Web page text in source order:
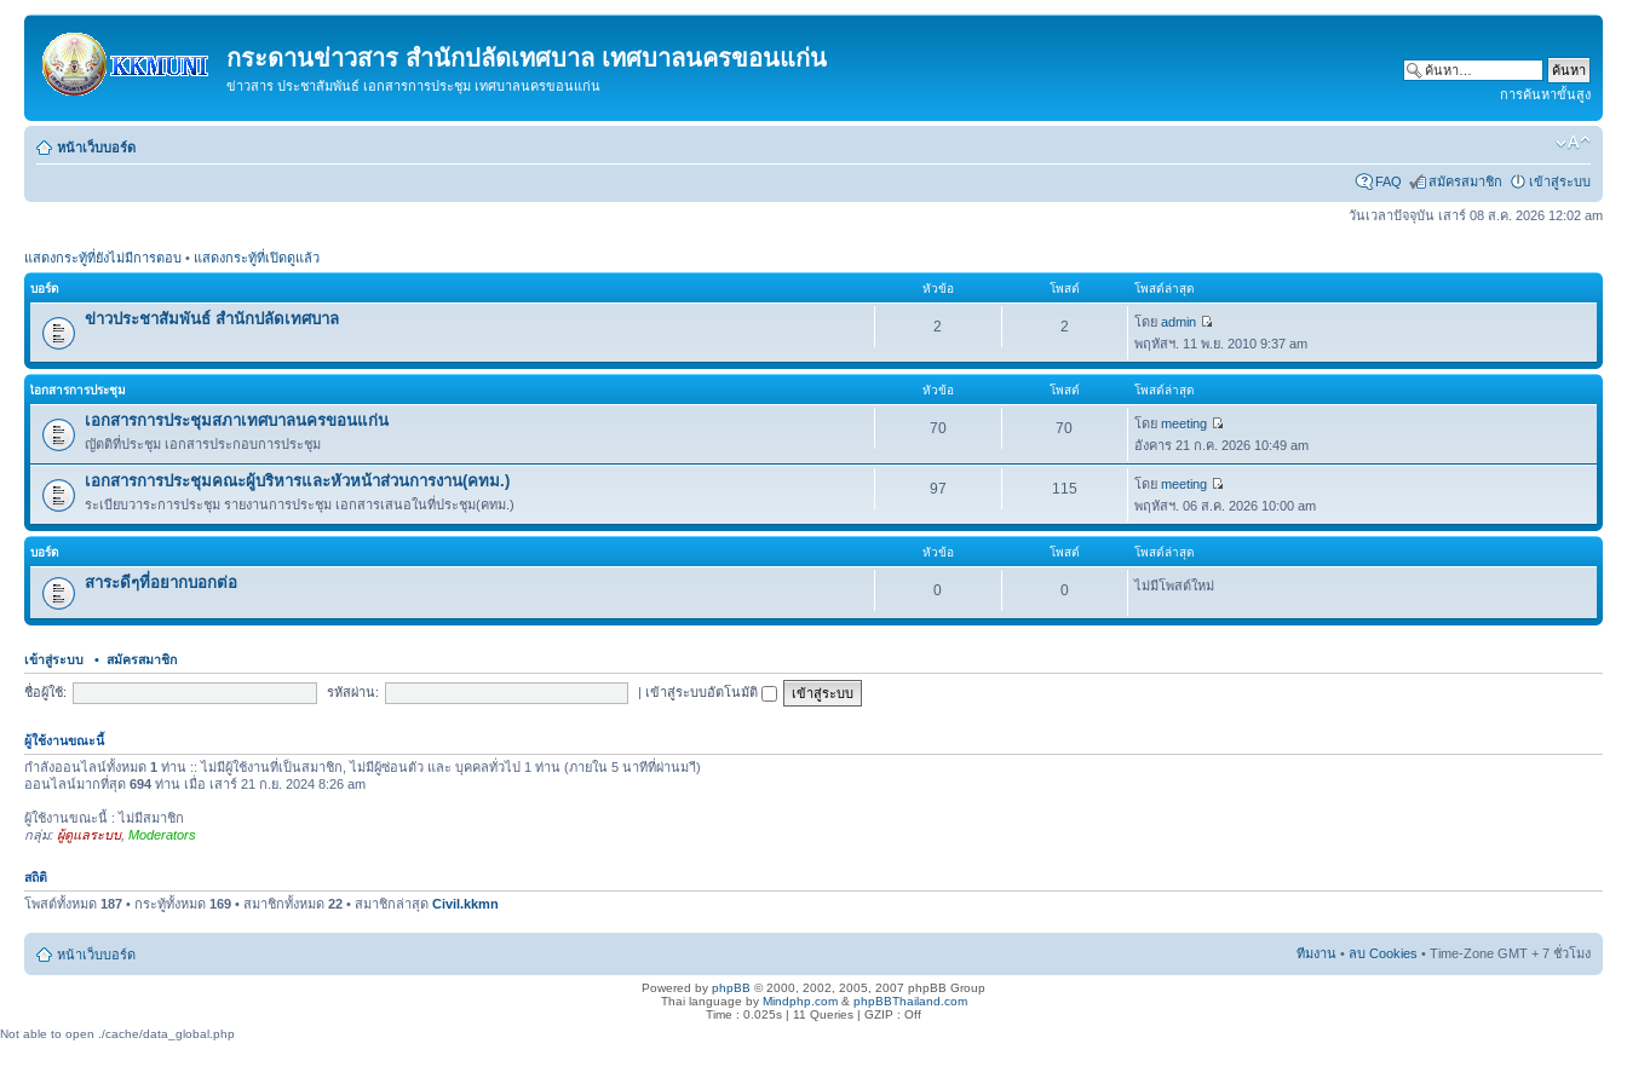
กระดานข่าวสาร สำนักปลัดเทศบาล เทศบาลนครขอนแก่น
ข่าวสาร ประชาสัมพันธ์ เอกสารการประชุม เทศบาลนครขอนแก่น
การค้นหาขั้นสูง
หน้าเว็บบอร์ด
FAQ สมัครสมาชิก เข้าสู่ระบบ
วันเวลาปัจจุบัน เสาร์ 08 ส.ค. 2026 12:02 am
แสดงกระทู้ที่ยังไม่มีการตอบ • แสดงกระทู้ที่เปิดดูแล้ว
บอร์ด หัวข้อ โพสต์ โพสต์ล่าสุด
ข่าวประชาสัมพันธ์ สำนักปลัดเทศบาล 2 2 โดยadmin
พฤหัสฯ. 11 พ.ย. 2010 9:37 am
เิอกสารการประชุม หัวข้อ โพสต์ โพสต์ล่าสุด
เอกสารการประชุมสภาเทศบาลนครขอนแก่น
ญัตติที่ประชุม เอกสารประกอบการประชุม
70 70 โดยmeeting
อังคาร 21 ก.ค. 2026 10:49 am
เอกสารการประชุมคณะผู้บริหารและหัวหน้าส่วนการงาน(คทม.)
ระเบียบวาระการประชุม รายงานการประชุม เอกสารเสนอในที่ประชุม(คทม.)
97 115 โดยmeeting
พฤหัสฯ. 06 ส.ค. 2026 10:00 am
บอร์ด หัวข้อ โพสต์ โพสต์ล่าสุด
สาระดีๆที่อยากบอกต่อ 0 0 ไม่มีโพสต์ใหม่
เข้าสู่ระบบ • สมัครสมาชิก
ชื่อผู้ใช้: รหัสผ่าน: | เข้าสู่ระบบอัตโนมัติ
ผู้ใช้งานขณะนี้
กำลังออนไลน์ทั้งหมด 1 ท่าน :: ไม่มีผู้ใช้งานที่เป็นสมาชิก, ไม่มีผู้ซ่อนตัว และ บุคคลทั่วไป 1 ท่าน (ภายใน 5 นาทีที่ผ่านมาี)
ออนไลน์มากที่สุด 694 ท่าน เมื่อ เสาร์ 21 ก.ย. 2024 8:26 am
ผู้ใช้งานขณะนี้ : ไม่มีสมาชิก
กลุ่ม: ผู้ดูแลระบบ, Moderators
สถิติ
โพสต์ทั้งหมด 187 • กระทู้ทั้งหมด 169 • สมาชิกทั้งหมด 22 • สมาชิกล่าสุด Civil.kkmn
หน้าเว็บบอร์ด ทีมงาน • ลบ Cookies • Time-Zone GMT + 7 ชั่วโมง
Powered by phpBB © 2000, 2002, 2005, 2007 phpBB Group
Thai language by Mindphp.com& phpBBThailand.com
Time : 0.025s | 11 Queries | GZIP : Off
Not able to open ./cache/data_global.php